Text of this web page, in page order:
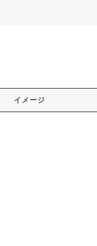
イメージ